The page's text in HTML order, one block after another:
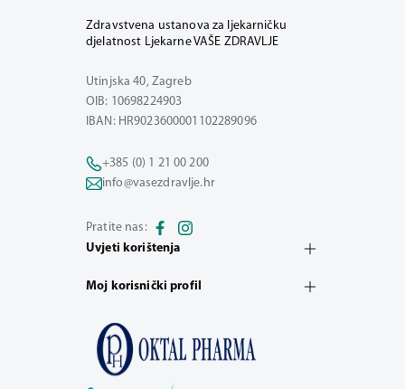
Zdravstvena ustanova za ljekarničku
djelatnost Ljekarne VAŠE ZDRAVLJE
Utinjska 40, Zagreb
OIB: 10698224903
IBAN: HR9023600001102289096
+385 (0) 1 21 00 200
info@vasezdravlje.hr
Pratite nas:
Uvjeti korištenja
Moj korisnički profil